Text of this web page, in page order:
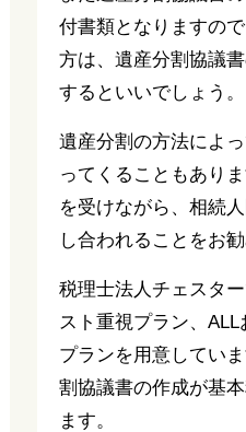
付書類となりますの
方は、遺産分割協議
するといいでしょう。
遺産分割の方法によ
ってくることもあり
を受けながら、相続
し合われることをお勧
税理士法人チェスタ
スト重視プラン、
プランを用意してい
割協議書の作成が基
ます。